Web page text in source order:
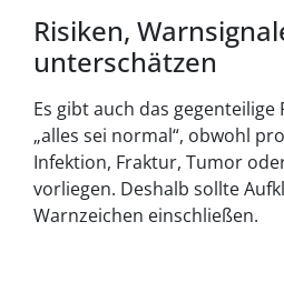
Risiken,
unterschätzen
Es gibt auch das gegenteilige
„alles sei normal“, obwohl
Infektion, Fraktur, Tumor
vorliegen. Deshalb sollte
Warnzeichen einschließen.